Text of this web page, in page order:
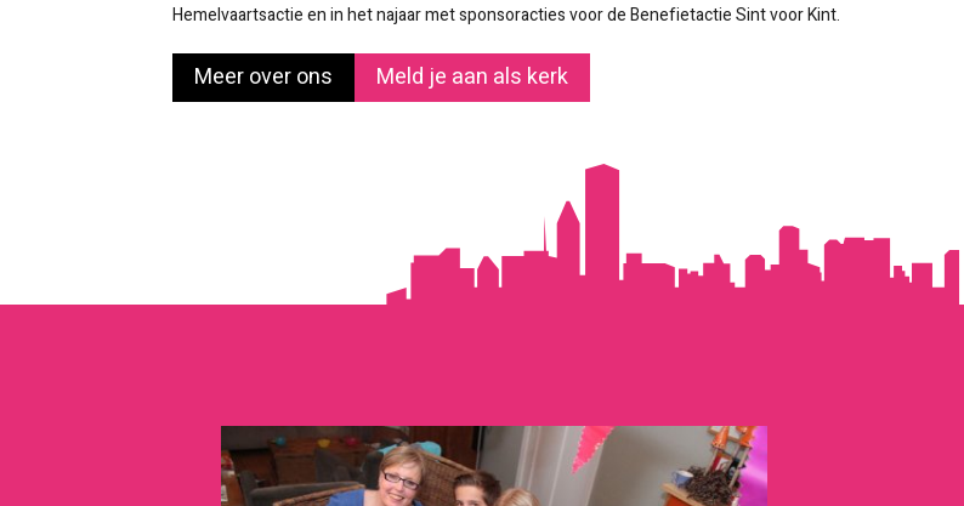
Hemelvaartsactie en in het najaar met sponsoracties voor de Benefietactie Sint voor Kint.
Meer over ons Meld je aan als kerk